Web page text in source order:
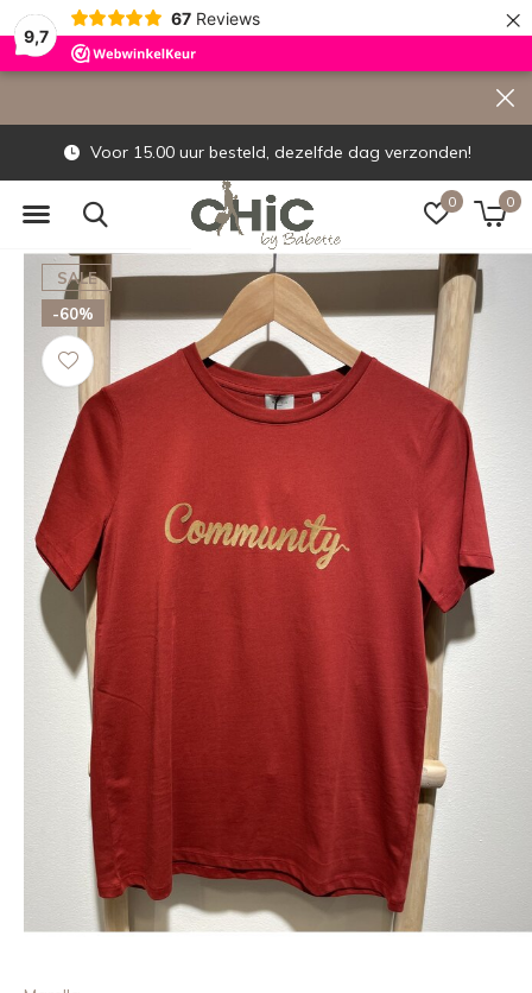
9,7
67 Reviews ×
0 0
Voor 15.00 uur besteld, dezelfde dag verzonden!
SALE
-60%